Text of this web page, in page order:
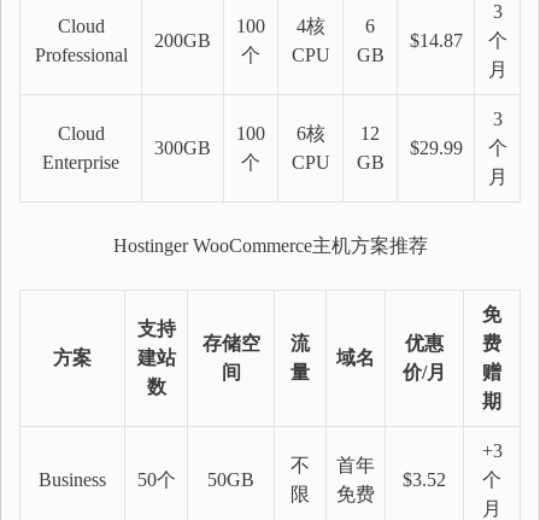
Cloud
Professional
200GB
100
个
4核
CPU
6
GB
$14.87
3
个
月
Cloud
Enterprise
300GB
100
个
6核
CPU
12
GB
$29.99
3
个
月
Hostinger WooCommerce主机方案推荐
方案
支持
建站
数
存储空
间
流
量
域名
优惠
价/月
免
费
赠
期
Business 50个 50GB
不
限
首年
免费
$3.52
+3
个
月